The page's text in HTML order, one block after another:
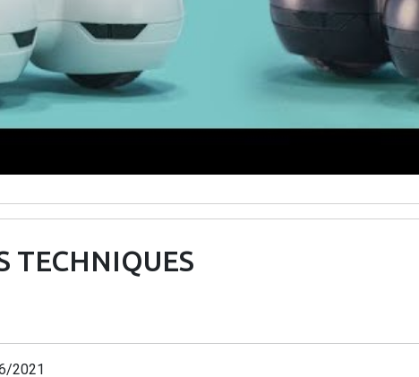
TECHNIQUES
2021